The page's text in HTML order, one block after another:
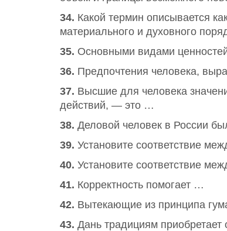
34. Какой термин описывается
материального и духовного
35. Основными видами
36. Предпочтения человека,
37. Высшие для человека
действий, — это …
38. Деловой человек в России
39. Установите соответствие
40. Установите соответствие
41. Корректность помогает …
42. Вытекающие из принципа
43. Дань традициям